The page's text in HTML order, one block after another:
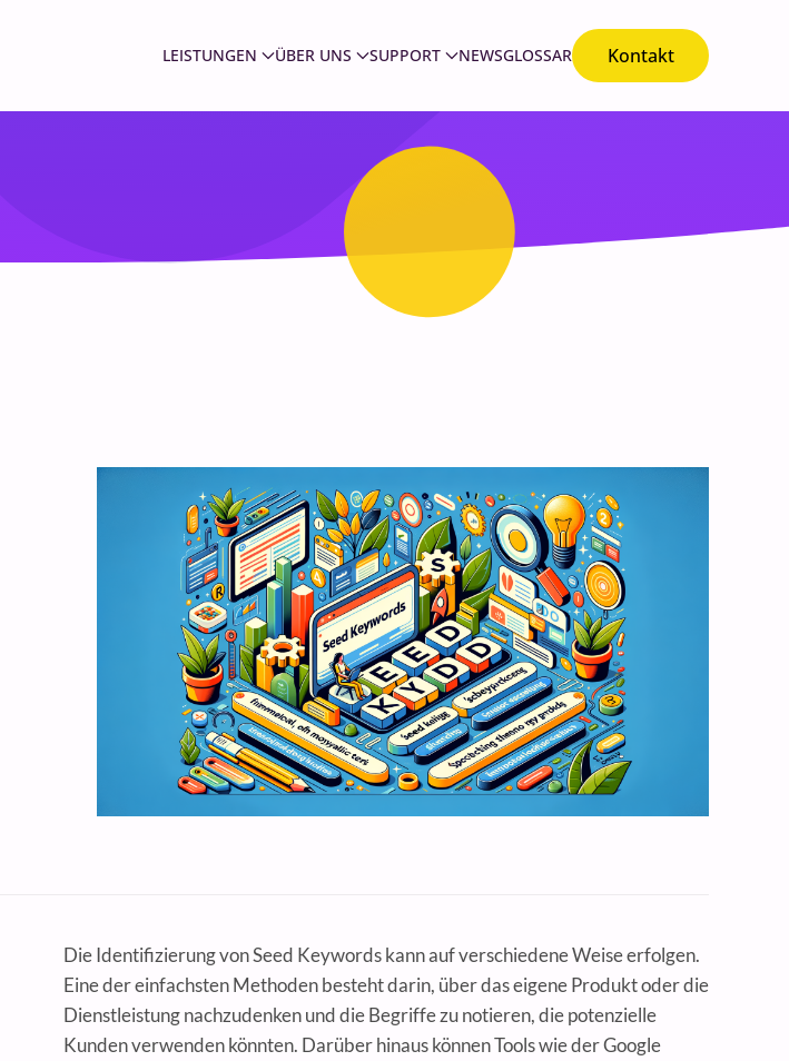
LEISTUNGEN ÜBER UNS SUPPORT NEWSGLOSSAR Kontakt
Die Identifizierung von Seed Keywords kann auf verschiedene Weise erfolgen.
Eine der einfachsten Methoden besteht darin, über das eigene Produkt oder die
Dienstleistung nachzudenken und die Begriffe zu notieren, die potenzielle
Kunden verwenden könnten. Darüber hinaus können Tools wie der Google